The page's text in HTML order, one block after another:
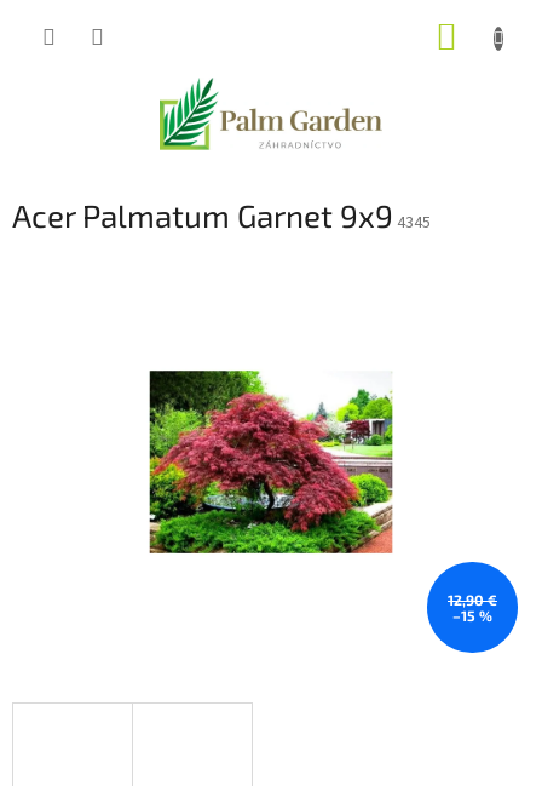
Acer Palmatum Garnet 9x9 4345
12,90 €
–15 %